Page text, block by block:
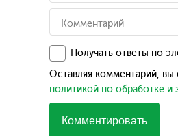
Получать ответы по
Оставляя комментарий, вы
политикой по обработке и
Комментировать